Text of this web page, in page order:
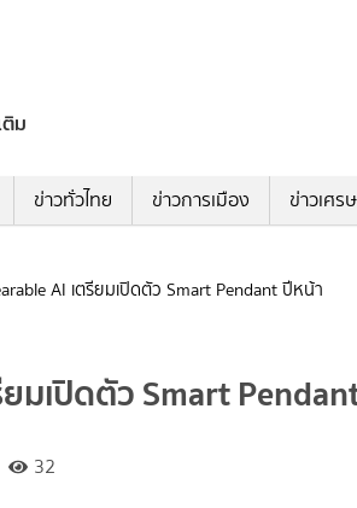
ติม
ข่าวทั่วไทย ข่าวการเมือง ข่าวเศร
AI เตรียมเปิดตัว Smart Pendant ปีหน้า
มเปิดตัว Smart
32